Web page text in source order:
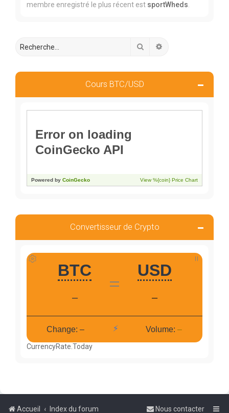
membre enregistré le plus récent est sportWheds
Rechercher
Cours BTC/USD
Convertisseur de Crypto
CurrencyRate.Today
Accueil Index du forum Nous contacter